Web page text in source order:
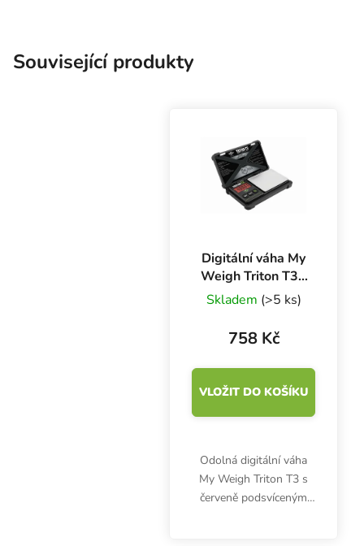
Související produkty
Digitální váha My
Weigh Triton T3 -
400 g x 0.01 g
Skladem (>5 ks)
758 Kč
VLOŽIT DO KOŠÍKU
Odolná digitální váha
My Weigh Triton T3 s
červeně podsvíceným